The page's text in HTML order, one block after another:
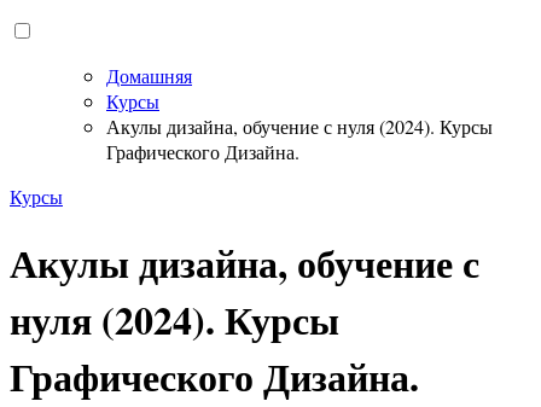
Домашняя
Курсы
Акулы дизайна, обучение с нуля (2024). Курсы
Графического Дизайна.
Курсы
Акулы дизайна, обучение с
нуля (2024). Курсы
Графического Дизайна.